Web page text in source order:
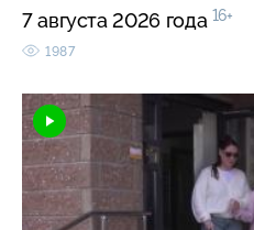
7 августа 2026 года 16+
1987